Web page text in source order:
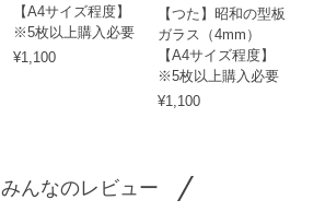
【A4サイズ程度】
※5枚以上購入必要
¥1,100
【つた】昭和の型板
ガラス（4mm）
【A4サイズ程度】
※5枚以上購入必要
¥1,100
みんなのレビュー